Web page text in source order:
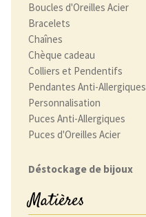
Boucles d'Oreilles Acier
Bracelets
Chaînes
Chèque cadeau
Colliers et Pendentifs
Pendantes Anti-Allergiques
Personnalisation
Puces Anti-Allergiques
Puces d'Oreilles Acier
Déstockage de bijoux
Matières